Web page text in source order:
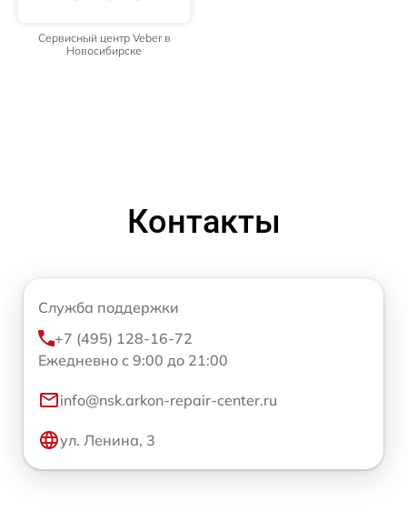
Сервисный центр Veber в
Новосибирске
Контакты
Служба поддержки
+7 (495) 128-16-72
Ежедневно с 9:00 до 21:00
info@nsk.arkon-repair-center.ru
ул. Ленина, 3